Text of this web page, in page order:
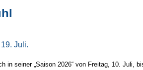
Juli.
in seiner „Saison 2026“ von Freitag, 10. Juli,